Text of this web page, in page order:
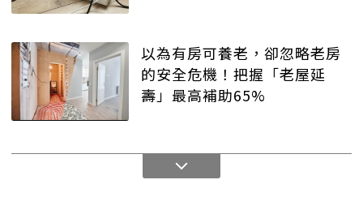
以為有房可養老，卻忽略老房
的安全危機！把握「老屋延
壽」最高補助65%